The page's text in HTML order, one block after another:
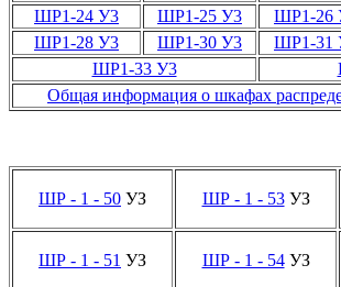
ШР1-24 У3
ШР1-25 У3 ШР1-26
ШР1-28 У3
ШР1-30 У3 ШР1-31
ШР1-33 У3
Общая информация о шкафах
ШР - 1 - 50 УЗ ШР - 1 - 53УЗ
ШР - 1 - 51 УЗ ШР - 1 - 54УЗ